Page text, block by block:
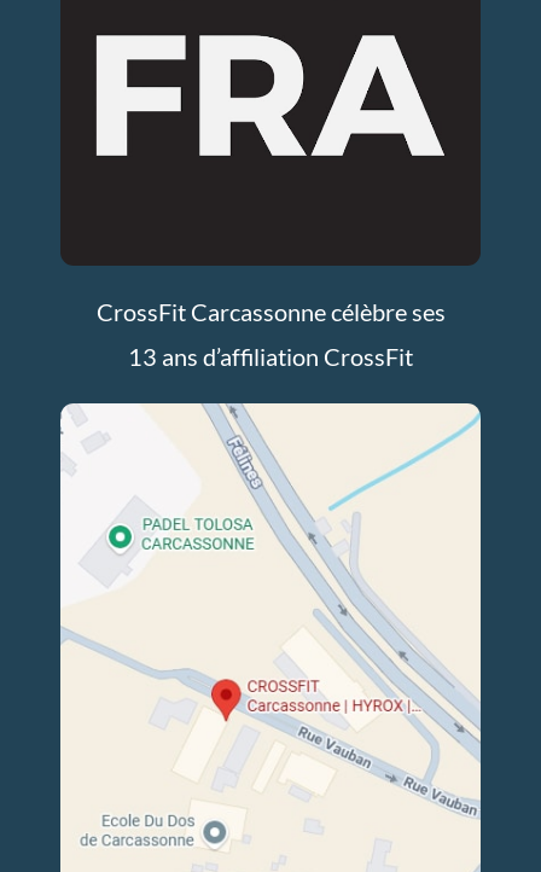
CrossFit Carcassonne célèbre ses
13 ans d’affiliation CrossFit